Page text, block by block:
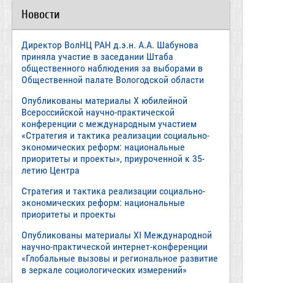
Новости
Директор ВолНЦ РАН д.э.н. А.А. Шабунова
приняла участие в заседании Штаба
общественного наблюдения за выборами в
Общественной палате Вологодской области
Опубликованы материалы X юбилейной
Всероссийской научно-практической
конференции с международным участием
«Стратегия и тактика реализации социально-
экономических реформ: национальные
приоритеты и проекты», приуроченной к 35-
летию Центра
Стратегия и тактика реализации социально-
экономических реформ: национальные
приоритеты и проекты
Опубликованы материалы XI Международной
научно-практической интернет-конференции
«Глобальные вызовы и региональное развитие
в зеркале социологических измерений»